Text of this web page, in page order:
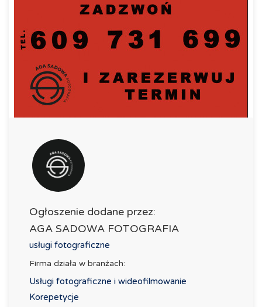
Ogłoszenie dodane przez:
AGA SADOWA FOTOGRAFIA
usługi fotograficzne
Firma działa w branżach:
Usługi fotograficzne i wideofilmowanie
Korepetycje